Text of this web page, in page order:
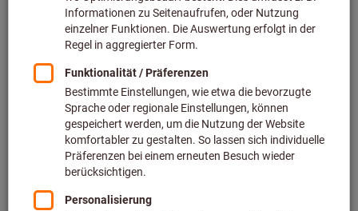
76,64 €
inkl. MwSt.
Zu den Varianten
Schraublocher Durchmesser 6mm
FACOM